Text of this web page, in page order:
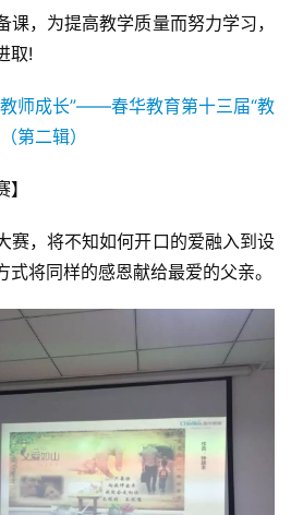
，为提高教学质量而努力学习，
取!
赛，将不知如何开口的爱融入到设
将同样的感恩献给最爱的父亲。